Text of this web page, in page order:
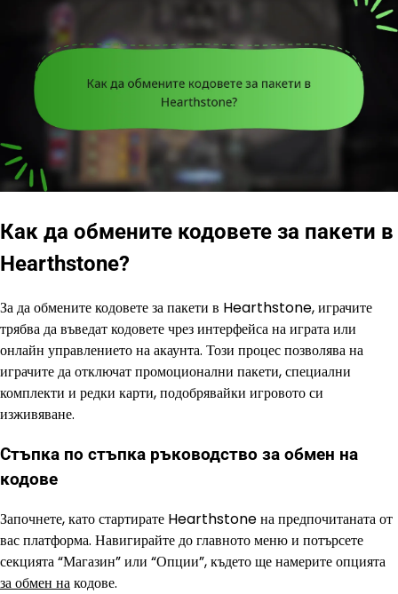
Как да обмените кодовете за пакети в
Hearthstone?
За да обмените кодовете за пакети в Hearthstone, играчите
трябва да въведат кодовете чрез интерфейса на играта или
онлайн управлението на акаунта. Този процес позволява на
играчите да отключат промоционални пакети, специални
комплекти и редки карти, подобрявайки игровото си
изживяване.
Стъпка по стъпка ръководство за обмен на
кодове
Започнете, като стартирате Hearthstone на предпочитаната от
вас платформа. Навигирайте до главното меню и потърсете
секцията “Магазин” или “Опции”, където ще намерите опцията
за обмен накодове.